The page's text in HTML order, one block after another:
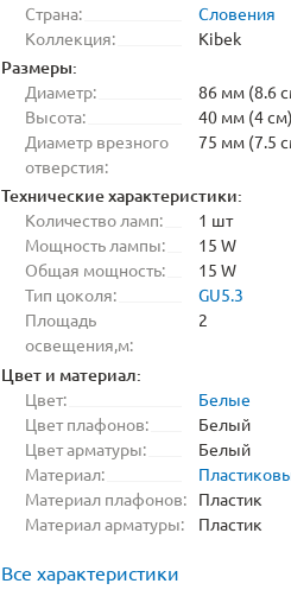
Страна:
Словения
Коллекция:
Kibek
Размеры:
Диаметр:
86 мм (8.6
Высота:
40 мм (4 см)
Диаметр врезного
отверстия:
75 мм (7.5
Технические характеристики:
Количество ламп:
1 шт
Мощность лампы:
15 W
Общая мощность:
15 W
Тип цоколя:
GU5.3
Площадь
освещения,м:
2
Цвет и материал:
Цвет:
Белые
Цвет плафонов:
Белый
Цвет арматуры:
Белый
Материал:
Материал плафонов:
Пластик
Материал арматуры:
Пластик
Все характеристики